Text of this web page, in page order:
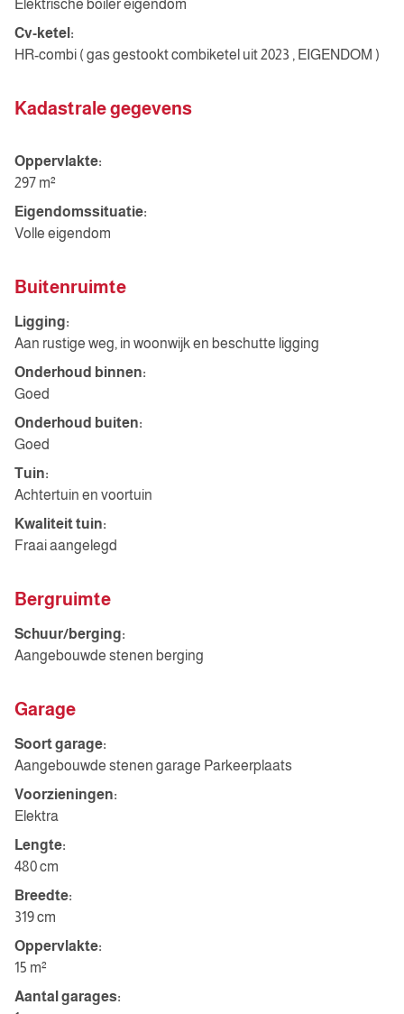
Elektrische boiler eigendom
Cv-ketel:
HR-combi ( gas gestookt combiketel uit 2023 , EIGENDOM )
Kadastrale gegevens
Oppervlakte:
297 m²
Eigendomssituatie:
Volle eigendom
Buitenruimte
Ligging:
Aan rustige weg, in woonwijk en beschutte ligging
Onderhoud binnen:
Goed
Onderhoud buiten:
Goed
Tuin:
Achtertuin en voortuin
Kwaliteit tuin:
Fraai aangelegd
Bergruimte
Schuur/berging:
Aangebouwde stenen berging
Garage
Soort garage:
Aangebouwde stenen garage Parkeerplaats
Voorzieningen:
Elektra
Lengte:
480 cm
Breedte:
319 cm
Oppervlakte:
15 m²
Aantal garages: